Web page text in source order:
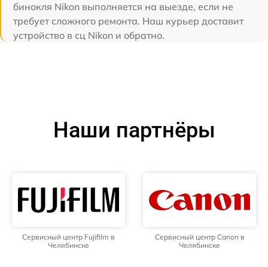
бинокля Nikon выполняется на выезде, если не
требует сложного ремонта. Наш курьер доставит
устройство в сц Nikon и обратно.
Наши партнёры
Сервисный центр Fujifilm в
Челябинске
Сервисный центр Canon в
Челябинске